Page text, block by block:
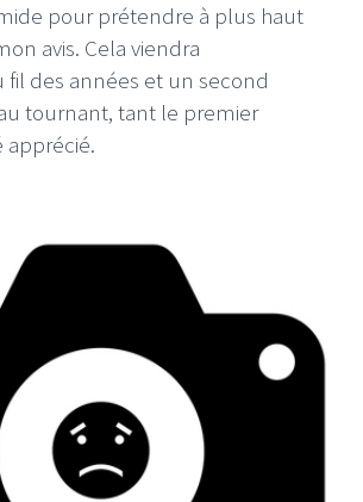
pour prétendre à plus haut
avis. Cela viendra
des années et un second
tournant, tant le premier
apprécié.